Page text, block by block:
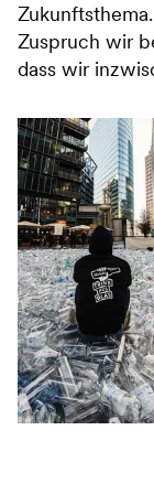
Zuspruch wir
dass wir